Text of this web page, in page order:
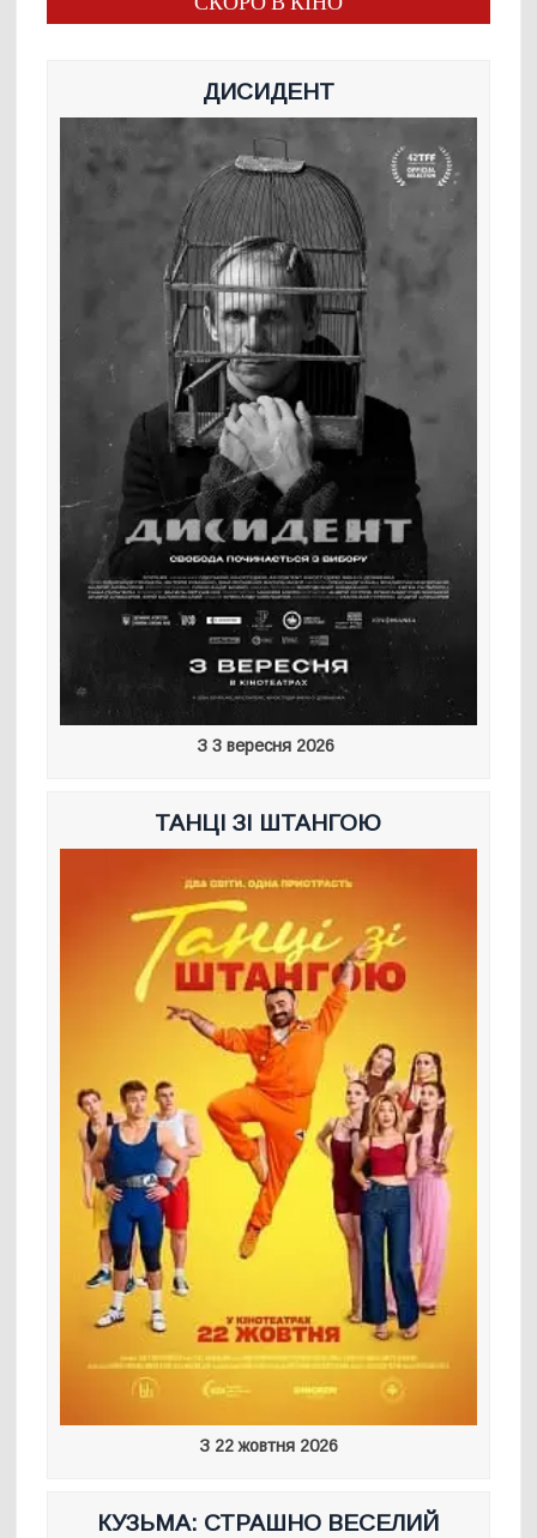
ДИСИДЕНТ
З 3 вересня 2026
ТАНЦІ ЗІ ШТАНГОЮ
З 22 жовтня 2026
КУЗЬМА: СТРАШНО ВЕСЕЛИЙ